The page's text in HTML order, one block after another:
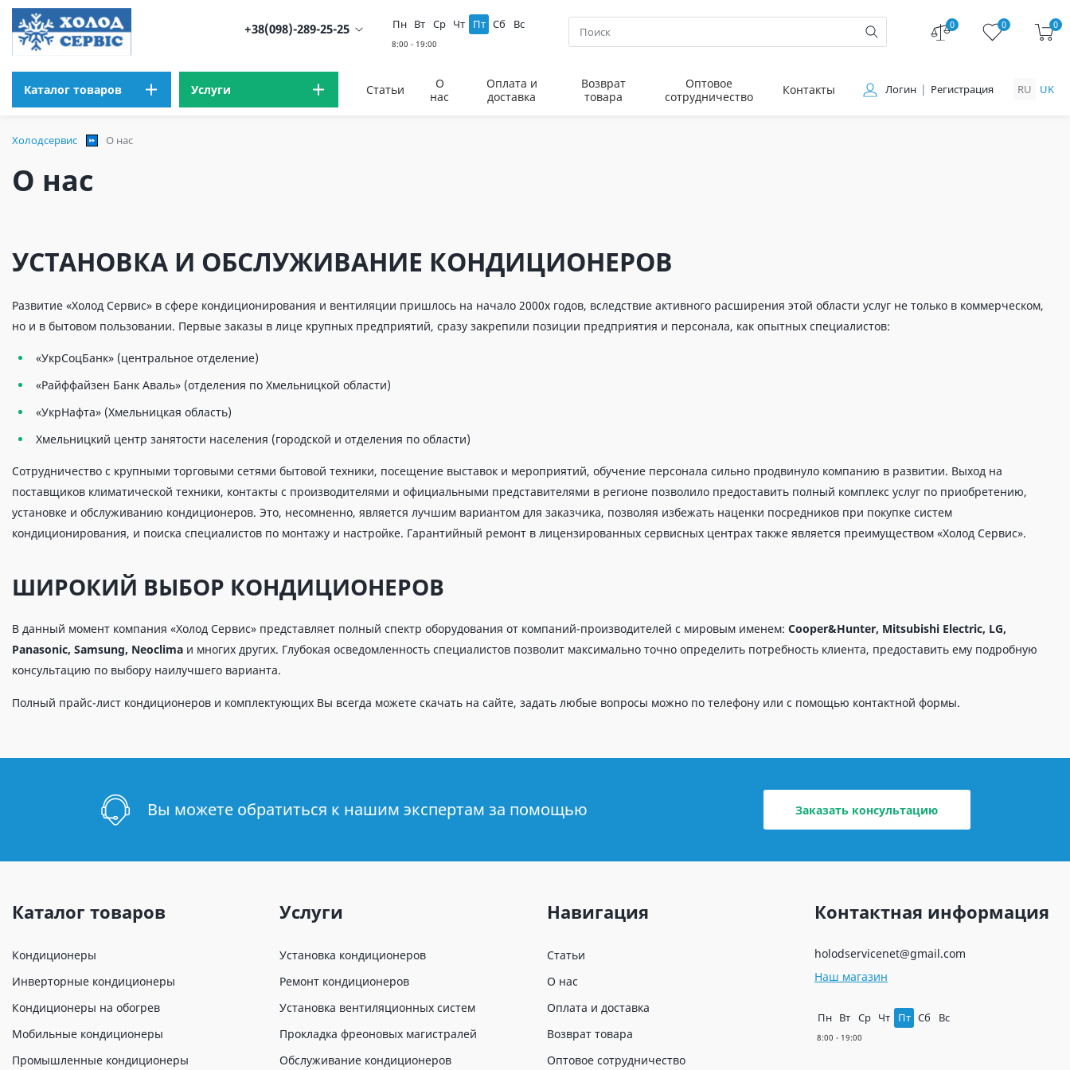
+38(098)-289-25-25 Пн Вт Ср Чт Пт Сб Вс 0 0 0
Каталог товаров Услуги Статьи
О
нас
Оплата и
доставка
Возврат
товара
Оптовое
сотрудничество
Контакты Логин Регистрация RU UK
Холодсервис О нас
О нас
УСТАНОВКА И ОБСЛУЖИВАНИЕ КОНДИЦИОНЕРОВ
Развитие «Холод Сервис» в сфере кондиционирования и вентиляции пришлось на начало 2000х годов, вследствие активного расширения этой области услуг не только в коммерческом,
но и в бытовом пользовании. Первые заказы в лице крупных предприятий, сразу закрепили позиции предприятия и персонала, как опытных специалистов:
«УкрСоцБанк» (центральное отделение)
«Райффайзен Банк Аваль» (отделения по Хмельницкой области)
«УкрНафта» (Хмельницкая область)
Хмельницкий центр занятости населения (городской и отделения по области)
Сотрудничество с крупными торговыми сетями бытовой техники, посещение выставок и мероприятий, обучение персонала сильно продвинуло компанию в развитии. Выход на
поставщиков климатической техники, контакты с производителями и официальными представителями в регионе позволило предоставить полный комплекс услуг по приобретению,
установке и обслуживанию кондиционеров. Это, несомненно, является лучшим вариантом для заказчика, позволяя избежать наценки посредников при покупке систем
кондиционирования, и поиска специалистов по монтажу и настройке. Гарантийный ремонт в лицензированных сервисных центрах также является преимуществом «Холод Сервис».
ШИРОКИЙ ВЫБОР КОНДИЦИОНЕРОВ
В данный момент компания «Холод Сервис» представляет полный спектр оборудования от компаний-производителей с мировым именем: Cooper&Hunter, Mitsubishi Electric, LG,
Panasonic, Samsung, Neoclima и многих других. Глубокая осведомленность специалистов позволит максимально точно определить потребность клиента, предоставить ему подробную
консультацию по выбору наилучшего варианта.
Полный прайс-лист кондиционеров и комплектующих Вы всегда можете скачать на сайте, задать любые вопросы можно по телефону или с помощью контактной формы.
Вы можете обратиться к нашим экспертам за помощью Заказать консультацию
Каталог товаров
Кондиционеры
Инверторные кондиционеры
Кондиционеры на обогрев
Мобильные кондиционеры
Промышленные кондиционеры
Услуги
Установка кондиционеров
Ремонт кондиционеров
Установка вентиляционных систем
Прокладка фреоновых магистралей
Обслуживание кондиционеров
Навигация
Статьи
О нас
Оплата и доставка
Возврат товара
Оптовое сотрудничество
Контактная информация
holodservicenet@gmail.com
Наш магазин
Пн Вт Ср Чт Пт Сб Вс